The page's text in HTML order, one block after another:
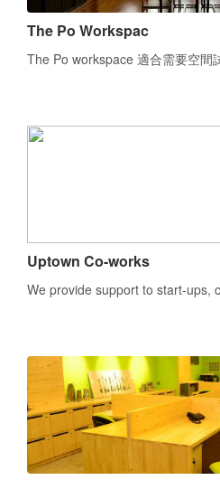
The Po Workspac
The Po workspace 適合需要空間
Uptown Co-works
We provide support to start-ups,